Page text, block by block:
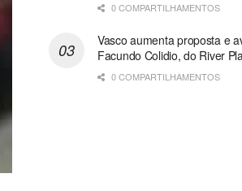
0 COMPARTILHAMENTOS
Vasco aumenta proposta e
Facundo Colidio, do River
0 COMPARTILHAMENTOS